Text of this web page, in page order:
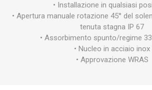
• Installazione in qualsiasi
• Apertura manuale rotazione 45° del
tenuta stagna IP 67
• Assorbimento spunto/regime
• Nucleo in acciaio inox
• Approvazione WRAS